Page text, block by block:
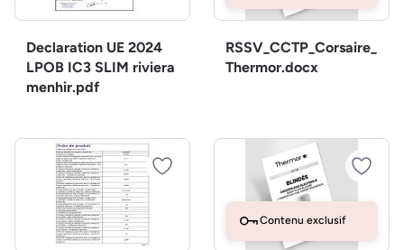
Declaration UE 2024
LPOB IC3 SLIM riviera
menhir.pdf
RSSV_CCTP_Corsaire_
Thermor.docx
Contenu exclusif